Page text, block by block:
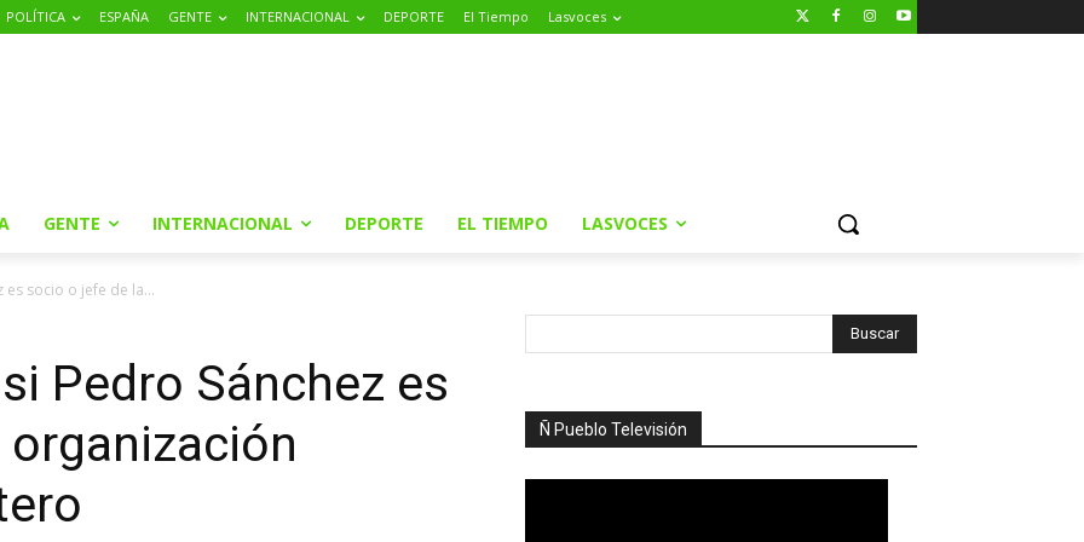
POLÍTICA ESPAÑA GENTE INTERNACIONAL DEPORTE El Tiempo Lasvoces
GENTE INTERNACIONAL DEPORTE EL TIEMPO LASVOCES
es socio o jefe de la...
Pedro Sánchez es
Ñ Pueblo Televisión